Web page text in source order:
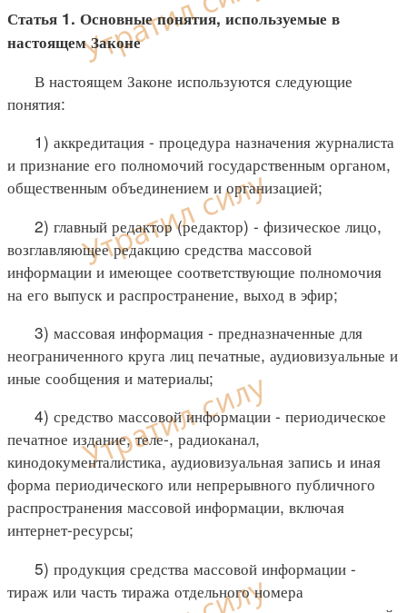
Статья 1. Основные понятия, используемые в
настоящем Законе
В настоящем Законе используются следующие
понятия:
1) аккредитация - процедура назначения журналиста
и признание его полномочий государственным органом,
общественным объединением и организацией;
2) главный редактор (редактор) - физическое лицо,
возглавляющее редакцию средства массовой
информации и имеющее соответствующие полномочия
на его выпуск и распространение, выход в эфир;
3) массовая информация - предназначенные для
неограниченного круга лиц печатные, аудиовизуальные и
иные сообщения и материалы;
4) средство массовой информации - периодическое
печатное издание, теле-, радиоканал,
кинодокументалистика, аудиовизуальная запись и иная
форма периодического или непрерывного публичного
распространения массовой информации, включая
интернет-ресурсы;
5) продукция средства массовой информации -
тираж или часть тиража отдельного номера